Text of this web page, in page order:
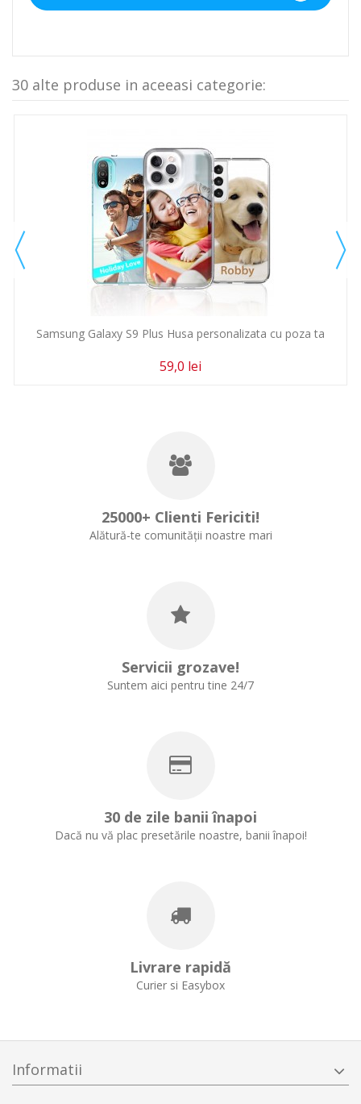
30 alte produse in aceeasi categorie:
Samsung Galaxy S9 Plus Husa personalizata cu poza ta
59,0 lei
25000+ Clienti Fericiti!
Alătură-te comunității noastre mari
Servicii grozave!
Suntem aici pentru tine 24/7
30 de zile banii înapoi
Dacă nu vă plac presetările noastre, banii înapoi!
Livrare rapidă
Curier si Easybox
Informatii